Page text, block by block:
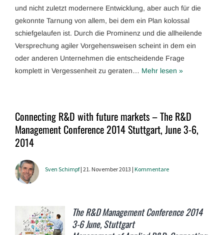
und nicht zuletzt modernere Entwicklung, aber auch für die
gekonnte Tarnung von allem, bei dem ein Plan kolossal
schiefgelaufen ist. Durch die Prominenz und die allheilende
Versprechung agiler Vorgehensweisen scheint in dem ein
oder anderen Unternehmen die entscheidende Frage
komplett in Vergessenheit zu geraten… Mehr lesen »
Connecting R&D with future markets – The R&D
Management Conference 2014 Stuttgart, June 3-6,
2014
Sven Schimpf| 21. November 2013 | Kommentare
The R&D Management Conference 2014
3-6 June, Stuttgart